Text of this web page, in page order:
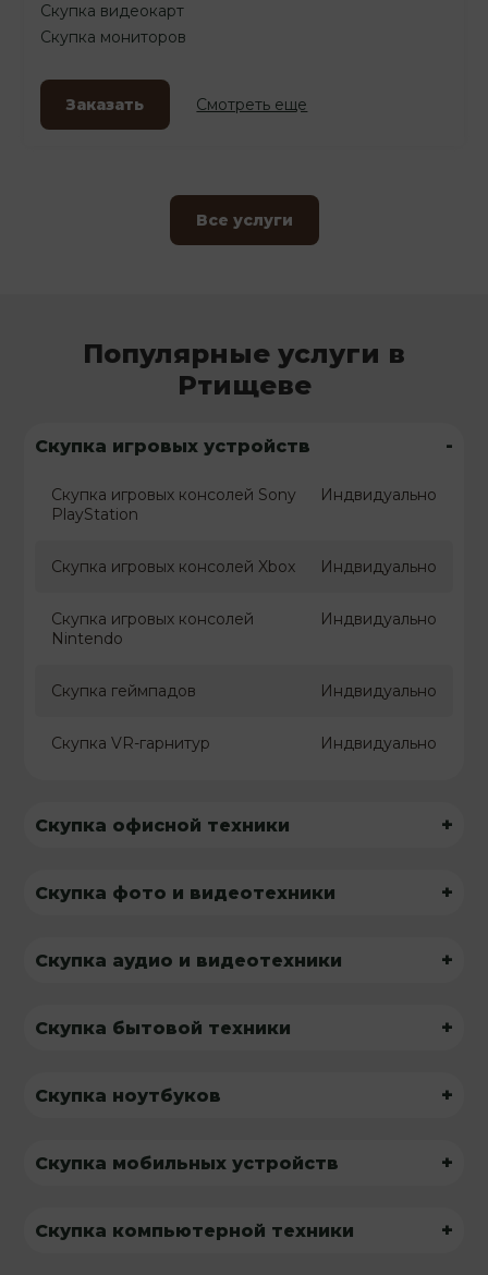
Скупка видеокарт
Скупка мониторов
Заказать Смотреть еще
Все услуги
Популярные услуги в
Ртищеве
Скупка игровых устройств -
Скупка игровых консолей Sony
PlayStation
Индвидуально
Скупка игровых консолей Xbox Индвидуально
Скупка игровых консолей
Nintendo
Индвидуально
Скупка геймпадов Индвидуально
Скупка VR-гарнитур Индвидуально
Скупка офисной техники +
Скупка фото и видеотехники +
Скупка аудио и видеотехники +
Скупка бытовой техники +
Скупка ноутбуков +
Скупка мобильных устройств +
Скупка компьютерной техники +